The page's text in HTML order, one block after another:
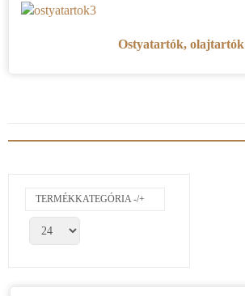
Ostyatartók, olajtartók
TERMÉKKATEGÓRIA -/+